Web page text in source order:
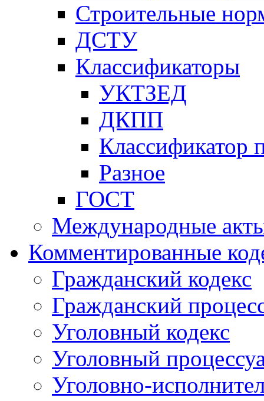
Строительные
ДСТУ
Классификаторы
УКТЗЕД
ДКПП
Классификатор
Разное
ГОСТ
Международные
Комментированные
Гражданский кодекс
Гражданский
Уголовный кодекс
Уголовный
Уголовно-